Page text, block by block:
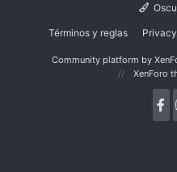
Términos y reglas
Community platform by
XenForo